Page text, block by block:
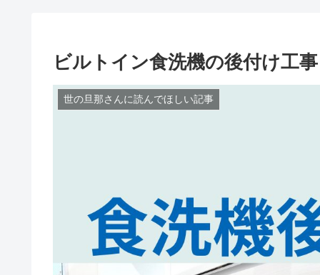
ビルトイン食洗機の後付け工
世の旦那さんに読んでほしい記事